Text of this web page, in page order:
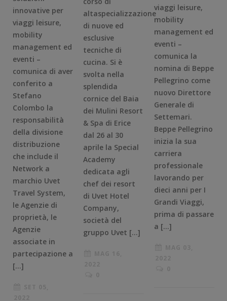
innovative per
viaggi leisure,
mobility
management ed
eventi –
comunica di aver
conferito a
Stefano
Colombo la
responsabilità
della divisione
distribuzione
che include il
Network a
marchio Uvet
Travel System,
le Agenzie di
proprietà, le
Agenzie
associate in
partecipazione a
[…]
altaspecializzazione
di nuove ed
esclusive
tecniche di
cucina. Si è
svolta nella
splendida
cornice del Baia
dei Mulini Resort
& Spa di Erice
dal 26 al 30
aprile la Special
Academy
dedicata agli
chef dei resort
di Uvet Hotel
Company,
società del
gruppo Uvet […]
viaggi leisure,
mobility
management ed
eventi –
comunica la
nomina di Beppe
Pellegrino come
nuovo Direttore
Generale di
Settemari.
Beppe Pellegrino
inizia la sua
carriera
professionale
lavorando per
dieci anni per I
Grandi Viaggi,
prima di passare
a […]